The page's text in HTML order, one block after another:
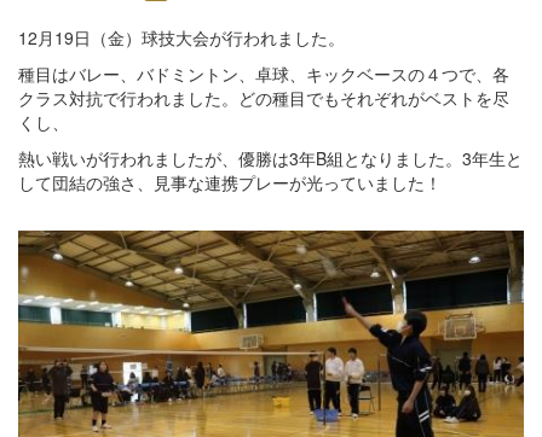
12月19日（金）球技大会が行われました。
種目はバレー、バドミントン、卓球、キックベースの４つで、各
クラス対抗で行われました。どの種目でもそれぞれがベストを尽
くし、
熱い戦いが行われましたが、優勝は3年B組となりました。3年生と
して団結の強さ、見事な連携プレーが光っていました！